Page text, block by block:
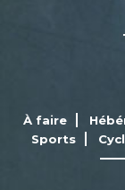
À faire
Sports